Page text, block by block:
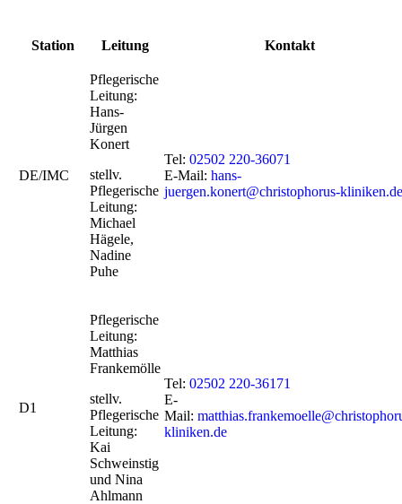
Station Leitung Kontakt
DE/IMC
Pflegerische
Leitung:
Hans-
Jürgen
Konert
stellv.
Pflegerische
Leitung:
Michael
Hägele,
Nadine
Puhe
Tel: 02502 220-36071
E-Mail: hans-
juergen.konert@christophorus-kliniken.de
D1
Pflegerische
Leitung:
Matthias
Frankemölle
stellv.
Pflegerische
Leitung:
Kai
Schweinstig
und Nina
Ahlmann
Tel: 02502 220-36171
E-
Mail:
kliniken.de